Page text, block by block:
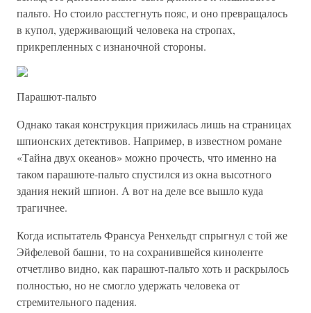
пальто. Но стоило расстегнуть пояс, и оно превращалось
в купол, удерживающий человека на стропах,
прикрепленных с изнаночной стороны.
Парашют-пальто
Однако такая конструкция прижилась лишь на страницах
шпионских детективов. Например, в известном романе
«Тайна двух океанов» можно прочесть, что именно на
таком парашюте-пальто спустился из окна высотного
здания некий шпион. А вот на деле все вышло куда
трагичнее.
Когда испытатель Франсуа Ренхельдт спрыгнул с той же
Эйфелевой башни, то на сохранившейся киноленте
отчетливо видно, как парашют-пальто хоть и раскрылось
полностью, но не смогло удержать человека от
стремительного падения.